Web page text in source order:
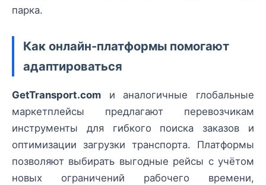
парка.
Как онлайн-платформы помогают
адаптироваться
GetTransport.com и аналогичные глобальные
маркетплейсы предлагают перевозчикам
инструменты для гибкого поиска заказов и
оптимизации загрузки транспорта. Платформы
позволяют выбирать выгодные рейсы с учётом
новых ограничений рабочего времени,